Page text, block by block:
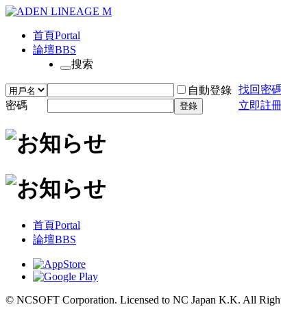
首頁Portal
論壇BBS
搜索
自動登錄 找回密
密碼
登錄 立即註
首頁Portal
論壇BBS
© NCSOFT Corporation. Licensed to NC Japan K.K. All